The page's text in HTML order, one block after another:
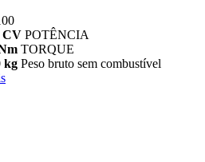
CV POTÊNCIA
TORQUE
kg Peso bruto sem combustível